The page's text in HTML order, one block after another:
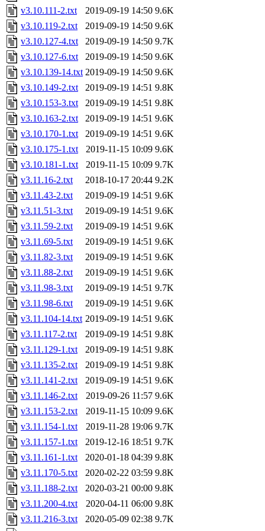
v3.10.111-2.txt
2019-09-19 14:50 9.6K
v3.10.119-2.txt
2019-09-19 14:50 9.6K
v3.10.127-4.txt
2019-09-19 14:50 9.7K
v3.10.127-6.txt
2019-09-19 14:50 9.6K
v3.10.139-14.txt 2019-09-19 14:50 9.6K
v3.10.149-2.txt
2019-09-19 14:51 9.8K
v3.10.153-3.txt
2019-09-19 14:51 9.8K
v3.10.163-2.txt
2019-09-19 14:51 9.6K
v3.10.170-1.txt
2019-09-19 14:51 9.6K
v3.10.175-1.txt
2019-11-15 10:09 9.6K
v3.10.181-1.txt
2019-11-15 10:09 9.7K
v3.11.16-2.txt
2018-10-17 20:44 9.2K
v3.11.43-2.txt
2019-09-19 14:51 9.6K
v3.11.51-3.txt
2019-09-19 14:51 9.6K
v3.11.59-2.txt
2019-09-19 14:51 9.6K
v3.11.69-5.txt
2019-09-19 14:51 9.6K
v3.11.82-3.txt
2019-09-19 14:51 9.6K
v3.11.88-2.txt
2019-09-19 14:51 9.6K
v3.11.98-3.txt
2019-09-19 14:51 9.7K
v3.11.98-6.txt
2019-09-19 14:51 9.6K
v3.11.104-14.txt 2019-09-19 14:51 9.6K
v3.11.117-2.txt
2019-09-19 14:51 9.8K
v3.11.129-1.txt
2019-09-19 14:51 9.8K
v3.11.135-2.txt
2019-09-19 14:51 9.8K
v3.11.141-2.txt
2019-09-19 14:51 9.6K
v3.11.146-2.txt
2019-09-26 11:57 9.6K
v3.11.153-2.txt
2019-11-15 10:09 9.6K
v3.11.154-1.txt
2019-11-28 19:06 9.7K
v3.11.157-1.txt
2019-12-16 18:51 9.7K
v3.11.161-1.txt
2020-01-18 04:39 9.8K
v3.11.170-5.txt
2020-02-22 03:59 9.8K
v3.11.188-2.txt
2020-03-21 00:00 9.8K
v3.11.200-4.txt
2020-04-11 06:00 9.8K
v3.11.216-3.txt
2020-05-09 02:38 9.7K